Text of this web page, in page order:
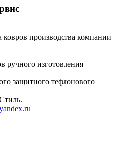
ковров производства компании
ручного изготовления
защитного тефлонового